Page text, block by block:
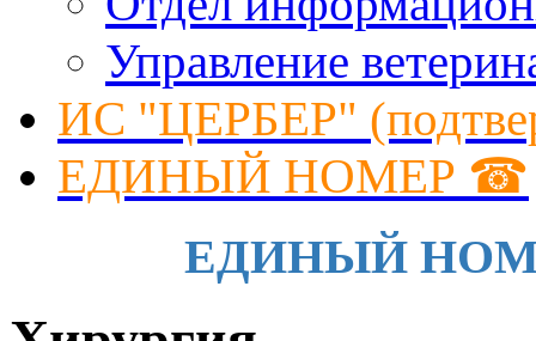
Управление
ИС "ЦЕРБЕР"
ЕДИНЫЙ НОМЕР ☎
ЕДИНЫЙ